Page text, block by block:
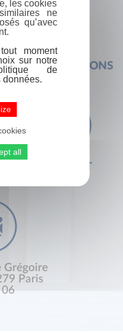
AUX QUESTIONS
CONTACT
Grégoire
Paris
06
les cookies
ne
qu’avec
moment
sur notre
de
données.
all